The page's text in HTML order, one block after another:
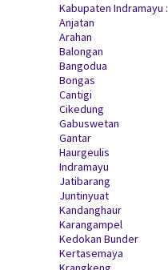
Kabupaten Indramayu :
Anjatan
Arahan
Balongan
Bangodua
Bongas
Cantigi
Cikedung
Gabuswetan
Gantar
Haurgeulis
Indramayu
Jatibarang
Juntinyuat
Kandanghaur
Karangampel
Kedokan Bunder
Kertasemaya